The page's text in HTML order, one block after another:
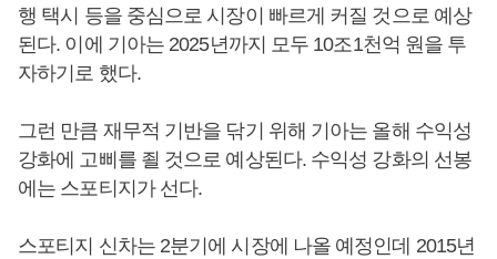
행 택시 등을 중심으로 시장이 빠르게 커질 것으로 예상
된다. 이에 기아는 2025년까지 모두 10조1천억 원을 투
자하기로 했다.
그런 만큼 재무적 기반을 닦기 위해 기아는 올해 수익성
강화에 고삐를 죌 것으로 예상된다. 수익성 강화의 선봉
에는 스포티지가 선다.
스포티지 신차는 2분기에 시장에 나올 예정인데 2015년